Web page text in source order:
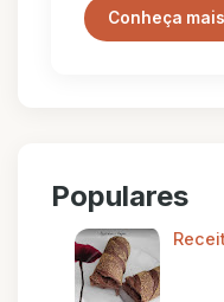
Conheça mais
Populares